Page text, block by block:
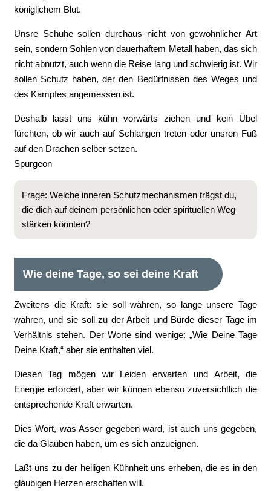
königlichem Blut.
Unsre Schuhe sollen durchaus nicht von gewöhnlicher Art
sein, sondern Sohlen von dauerhaftem Metall haben, das sich
nicht abnutzt, auch wenn die Reise lang und schwierig ist. Wir
sollen Schutz haben, der den Bedürfnissen des Weges und
des Kampfes angemessen ist.
Deshalb lasst uns kühn vorwärts ziehen und kein Übel
fürchten, ob wir auch auf Schlangen treten oder unsren Fuß
auf den Drachen selber setzen.
Spurgeon
Frage: Welche inneren Schutzmechanismen trägst du,
die dich auf deinem persönlichen oder spirituellen Weg
stärken könnten?
Wie deine Tage, so sei deine Kraft
Zweitens die Kraft: sie soll währen, so lange unsere Tage
währen, und sie soll zu der Arbeit und Bürde dieser Tage im
Verhältnis stehen. Der Worte sind wenige: „Wie Deine Tage
Deine Kraft,“ aber sie enthalten viel.
Diesen Tag mögen wir Leiden erwarten und Arbeit, die
Energie erfordert, aber wir können ebenso zuversichtlich die
entsprechende Kraft erwarten.
Dies Wort, was Asser gegeben ward, ist auch uns gegeben,
die da Glauben haben, um es sich anzueignen.
Laßt uns zu der heiligen Kühnheit uns erheben, die es in den
gläubigen Herzen erschaffen will.